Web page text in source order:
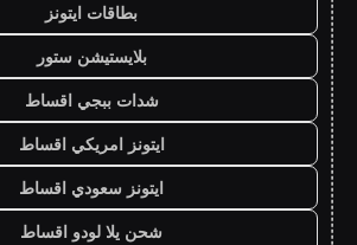
بطاقات ايتونز
بلايستيشن ستور
شدات ببجي اقساط
ايتونز امريكي اقساط
ايتونز سعودي اقساط
شحن يلا لودو اقساط